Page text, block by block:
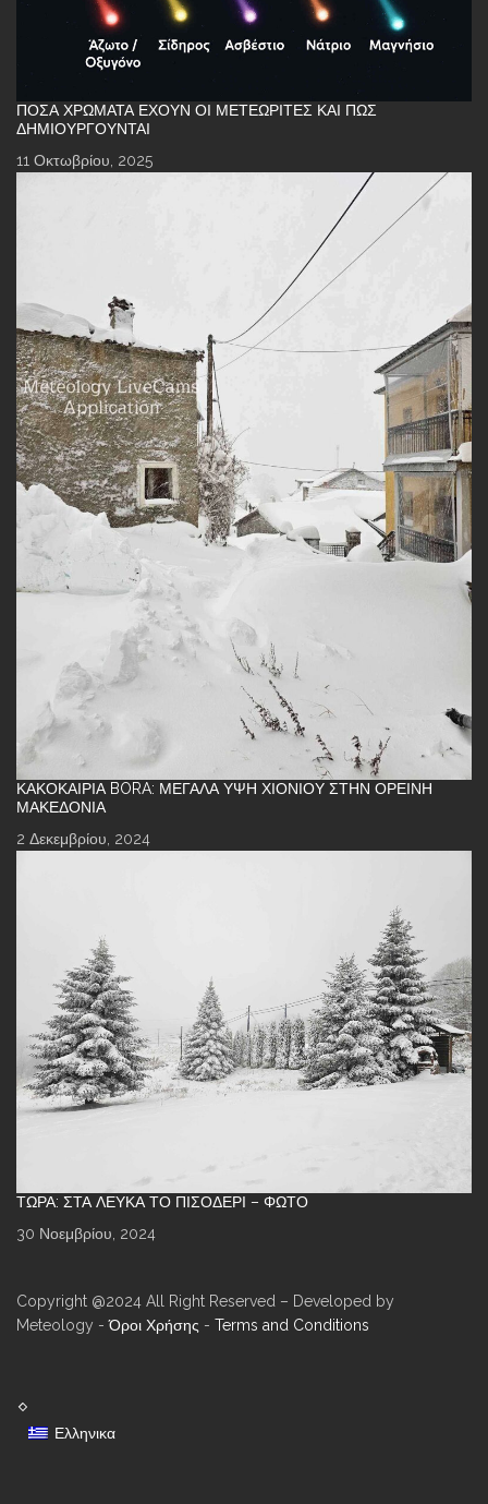
ΠΌΣΑ ΧΡΏΜΑΤΑ ΈΧΟΥΝ ΟΙ ΜΕΤΕΩΡΊΤΕΣ ΚΑΙ ΠΏΣ
ΔΗΜΙΟΥΡΓΟΎΝΤΑΙ
11 Οκτωβρίου, 2025
ΚΑΚΟΚΑΙΡΊΑ BORA: ΜΕΓΆΛΑ ΎΨΗ ΧΙΟΝΙΟΎ ΣΤΗΝ ΟΡΕΙΝΉ
ΜΑΚΕΔΟΝΊΑ
2 Δεκεμβρίου, 2024
ΤΏΡΑ: ΣΤΑ ΛΕΥΚΆ ΤΟ ΠΙΣΟΔΈΡΙ – ΦΩΤΌ
30 Νοεμβρίου, 2024
Copyright @2024 All Right Reserved – Developed by
Meteology -Όροι Χρήσης - Terms and Conditions
Ελληνικα